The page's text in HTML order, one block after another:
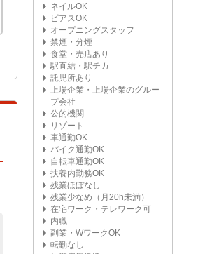
ネイルOK
ピアスOK
オープニングスタッフ
禁煙・分煙
食堂・売店あり
駅直結・駅チカ
託児所あり
上場企業・上場企業のグルー
プ会社
公的機関
リゾート
車通勤OK
バイク通勤OK
自転車通勤OK
扶養内勤務OK
残業ほぼなし
残業少なめ（月20h未満）
在宅ワーク・テレワーク可
内職
副業・WワークOK
転勤なし